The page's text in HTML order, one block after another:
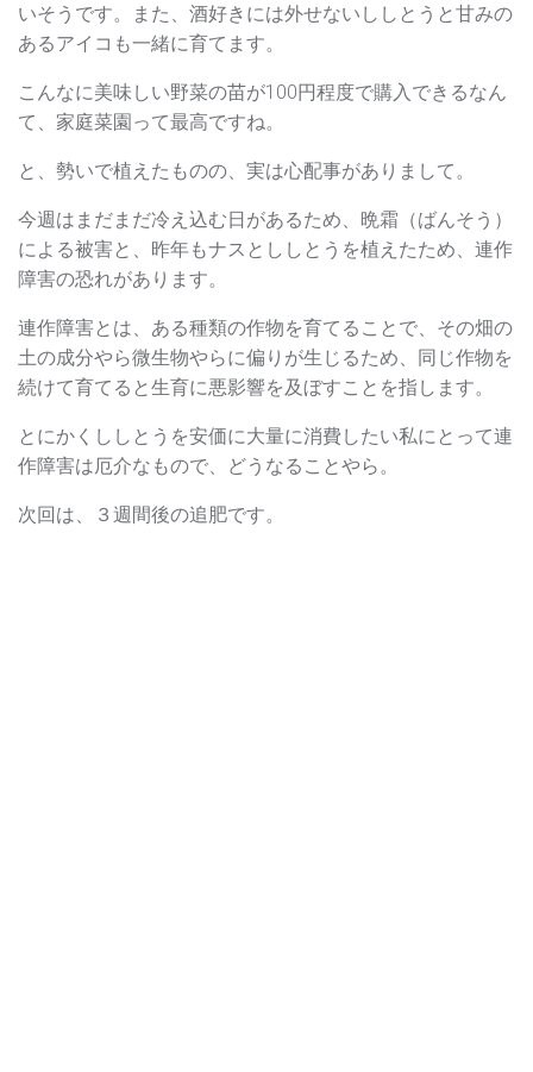
いそうです。また、酒好きには外せないししとうと甘みの
あるアイコも一緒に育てます。
こんなに美味しい野菜の苗が100円程度で購入できるなん
て、家庭菜園って最高ですね。
と、勢いで植えたものの、実は心配事がありまして。
今週はまだまだ冷え込む日があるため、晩霜（ばんそう）
による被害と、昨年もナスとししとうを植えたため、連作
障害の恐れがあります。
連作障害とは、ある種類の作物を育てることで、その畑の
土の成分やら微生物やらに偏りが生じるため、同じ作物を
続けて育てると生育に悪影響を及ぼすことを指します。
とにかくししとうを安価に大量に消費したい私にとって連
作障害は厄介なもので、どうなることやら。
次回は、３週間後の追肥です。